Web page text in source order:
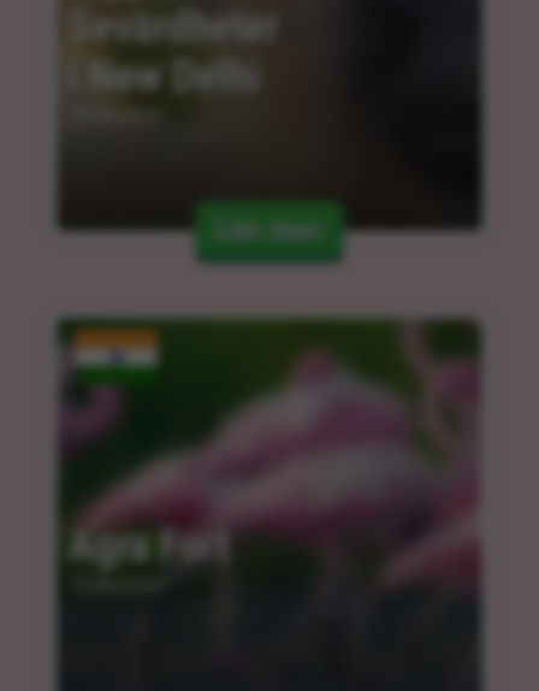
Sevärdheter
i New Delhi
Läs mer
Agra Fort